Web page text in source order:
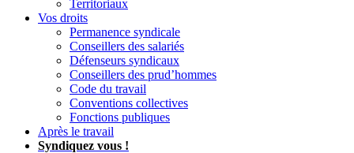
Territoriaux
Vos droits
Permanence syndicale
Conseillers des salariés
Défenseurs syndicaux
Conseillers des prud’hommes
Code du travail
Conventions collectives
Fonctions publiques
Après le travail
Syndiquez vous !